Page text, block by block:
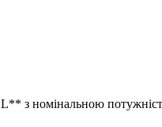
з номінальною